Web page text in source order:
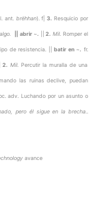
ant. brëhhan). f| 3. Resquicio por
abrir ~. 2. Mil. Romper el
de resistencia. ||batir en ~. fr.
2. Mil. Percutir la muralla de una
las ruinas declive, puedan
adv. Luchando por un asunto o
pero él sigue en la brecha.
avance